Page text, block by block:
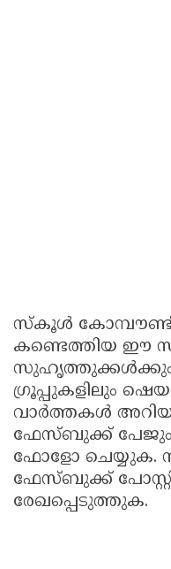
സ്കൂൾ
കണ്ടെത്തിയ ഈ
സുഹൃത്തുക്കൾക്കും
ഗ്രൂപ്പുകളിലും
വാർത്തകള്‍
ഫേസ്ബുക്ക് പേജും
ഫോളോ ചെയ്യുക.
ഫേസ്ബുക്ക്
രേഖപ്പെടുത്തുക.